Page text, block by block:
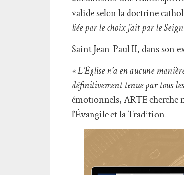
valide selon la doctrine
liée par le choix fait par le
Saint Jean-Paul II, dans son
« L’Église n’a en aucune
définitivement tenue par tous
émotionnels, ARTE cherche
l’Évangile et la Tradition.